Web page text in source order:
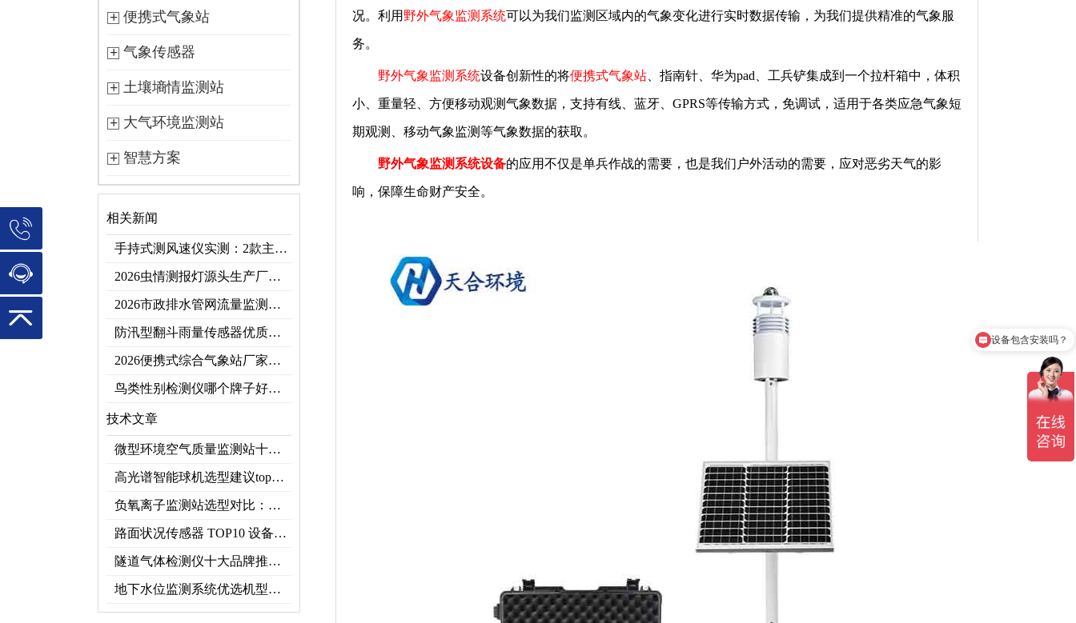
便携式气象站
气象传感器
土壤墒情监测站
大气环境监测站
智慧方案
相关新闻
手持式测风速仪实测：2款主流型号参数对比+3类应用场景
2026虫情测报灯源头生产厂家优选推荐：云境天合
2026市政排水管网流量监测系统top10推荐榜：高精度+多维度监测管网环境
防汛型翻斗雨量传感器优质厂家 TOP5 榜首
2026便携式综合气象站厂家排行！应急临时建站首选双品牌
鸟类性别检测仪哪个牌子好？2026禽类性别快速鉴别设备品牌推荐
技术文章
微型环境空气质量监测站十大品牌推荐榜单（2026网格化空气监测优选）
高光谱智能球机选型建议top推荐（附参数表）
负氧离子监测站选型对比：云境天合 TH-FZ5 与天蔚 TW-FZ4 推荐
路面状况传感器 TOP10 设备推荐榜单
隧道气体检测仪十大品牌推荐榜单（2026行业TOP10）
地下水位监测系统优选机型：TH-DSW2深井地下水智能在线监测解决方案
况。利用 野外气象监测系统可以为我们监测区域内的气象变化进行实时数据传输，为我们提供精准的气象服
务。
野外气象监测系统设备创新性的将便携式气象站 、指南针、华为pad、工兵铲集成到一个拉杆箱中，体积
小、重量轻、方便移动观测气象数据，支持有线、蓝牙、GPRS等传输方式，免调试，适用于各类应急气象短
期观测、移动气象监测等气象数据的获取。
野外气象监测系统设备的应用不仅是单兵作战的需要，也是我们户外活动的需要，应对恶劣天气的影
响，保障生命财产安全。
设备包含安装吗？